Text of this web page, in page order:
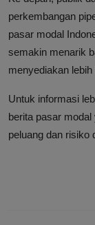
perkembangan
pasar modal
semakin menarik
menyediakan
Untuk informasi
berita pasar
peluang dan risiko